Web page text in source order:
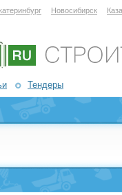
Новосибирск
Тендеры